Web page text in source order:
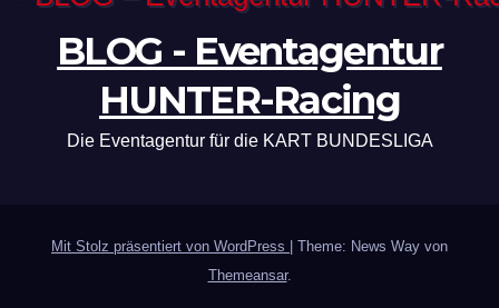
BLOG - Eventagentur
HUNTER-Racing
Die Eventagentur für die KART BUNDESLIGA
Mit Stolz präsentiert von WordPress
Theme: News Way von
Themeansar.